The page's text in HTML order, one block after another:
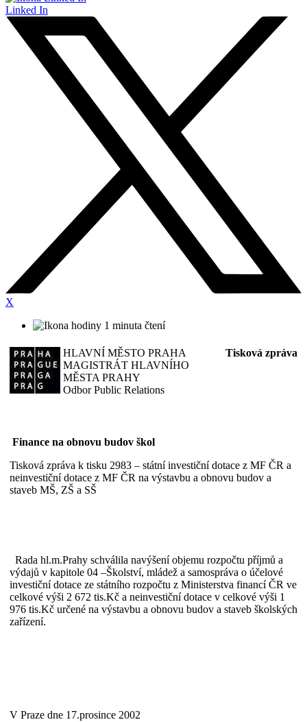
Linked In
X
1 minuta čtení
HLAVNÍ MĚSTO PRAHA
MAGISTRÁT HLAVNÍHO
MĚSTA PRAHY
Odbor Public Relations
Tisková zpráva
Finance na obnovu budov škol
Tisková zpráva k tisku 2983 – státní investiční dotace z MF ČR a
neinvestiční dotace z MF ČR na výstavbu a obnovu budov a
staveb MŠ, ZŠ a SŠ
Rada hl.m.Prahy schválila navýšení objemu rozpočtu příjmů a
výdajů v kapitole 04 –Školství, mládež a samospráva o účelové
investiční dotace ze státního rozpočtu z Ministerstva financí ČR ve
celkové výši 2 672 tis.Kč a neinvestiční dotace v celkové výši 1
976 tis.Kč určené na výstavbu a obnovu budov a staveb školských
zařízení.
V Praze dne 17.prosince 2002